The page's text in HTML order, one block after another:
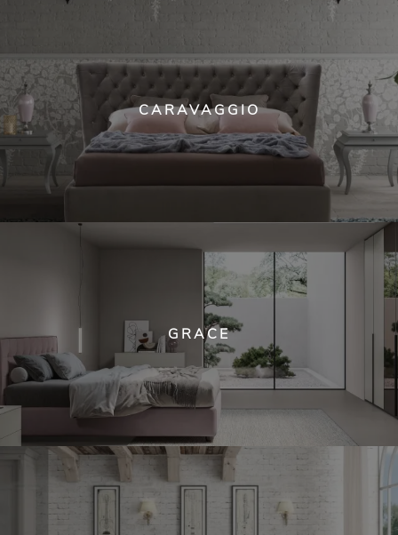
CARAVAGGIO
GRACE